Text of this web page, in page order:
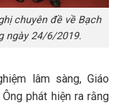
chuyên đề về Bạch
ngày 24/6/2019.
lâm sàng, Giáo
phát hiện ra rằng